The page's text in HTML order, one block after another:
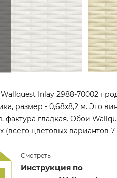
Inlay 2988-70002
размер - 0,68x8,2 м. Это
фактура гладкая. Обои
(всего цветовых вариантов
Смотреть
Инструкция по